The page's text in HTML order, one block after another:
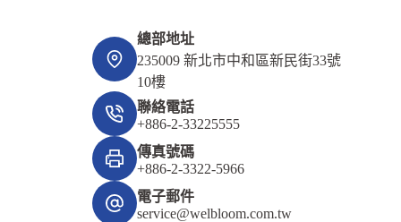
總部地址
235009 新北市中和區新民街33號
10樓
聯絡電話
+886-2-33225555
傳真號碼
+886-2-3322-5966
電子郵件
service@welbloom.com.tw